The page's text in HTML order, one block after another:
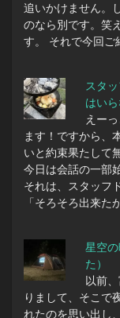
追いかけません。
のなら別です。笑
す。 それで今回ご
スタ
はいら
えー
ます！ですから、
いと約束果たして
今日は会話の一部
それは、スタッフ
「そろそろ出来た
星空
た）
以前
りまして、そこで
れたのを思い出し